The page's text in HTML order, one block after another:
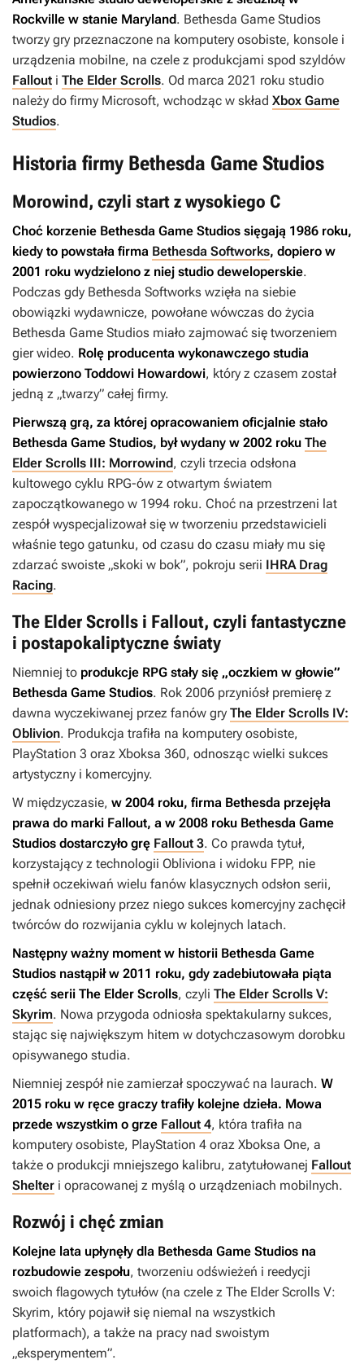
Rockville w stanie Maryland. Bethesda Game Studios
tworzy gry przeznaczone na komputery osobiste, konsole i
urządzenia mobilne, na czele z produkcjami spod szyldów
Fallout i The Elder Scrolls. Od marca 2021 roku studio
należy do firmy Microsoft, wchodząc w skład Xbox Game
Studios.
Historia firmy Bethesda Game Studios
Morowind, czyli start z wysokiego C
Choć korzenie Bethesda Game Studios sięgają 1986 roku,
kiedy to powstała firma Bethesda Softworks, dopiero w
2001 roku wydzielono z niej studio deweloperskie.
Podczas gdy Bethesda Softworks wzięła na siebie
obowiązki wydawnicze, powołane wówczas do życia
Bethesda Game Studios miało zajmować się tworzeniem
gier wideo. Rolę producenta wykonawczego studia
powierzono Toddowi Howardowi, który z czasem został
jedną z „twarzy” całej firmy.
Pierwszą grą, za której opracowaniem oficjalnie stało
Bethesda Game Studios, był wydany w 2002 roku The
Elder Scrolls III: Morrowind, czyli trzecia odsłona
kultowego cyklu RPG-ów z otwartym światem
zapoczątkowanego w 1994 roku. Choć na przestrzeni lat
zespół wyspecjalizował się w tworzeniu przedstawicieli
właśnie tego gatunku, od czasu do czasu miały mu się
zdarzać swoiste „skoki w bok”, pokroju serii IHRA Drag
Racing.
The Elder Scrolls i Fallout, czyli fantastyczne
i postapokaliptyczne światy
Niemniej to produkcje RPG stały się „oczkiem w głowie”
Bethesda Game Studios. Rok 2006 przyniósł premierę z
dawna wyczekiwanej przez fanów gry The Elder Scrolls IV:
Oblivion. Produkcja trafiła na komputery osobiste,
PlayStation 3 oraz Xboksa 360, odnosząc wielki sukces
artystyczny i komercyjny.
W międzyczasie, w 2004 roku, firma Bethesda przejęła
prawa do marki Fallout, a w 2008 roku Bethesda Game
Studios dostarczyło grę Fallout 3. Co prawda tytuł,
korzystający z technologii Obliviona i widoku FPP, nie
spełnił oczekiwań wielu fanów klasycznych odsłon serii,
jednak odniesiony przez niego sukces komercyjny zachęcił
twórców do rozwijania cyklu w kolejnych latach.
Następny ważny moment w historii Bethesda Game
Studios nastąpił w 2011 roku, gdy zadebiutowała piąta
część serii The Elder Scrolls, czyli The Elder Scrolls V:
Skyrim. Nowa przygoda odniosła spektakularny sukces,
stając się największym hitem w dotychczasowym dorobku
opisywanego studia.
Niemniej zespół nie zamierzał spoczywać na laurach. W
2015 roku w ręce graczy trafiły kolejne dzieła. Mowa
przede wszystkim o grze Fallout 4, która trafiła na
komputery osobiste, PlayStation 4 oraz Xboksa One, a
także o produkcji mniejszego kalibru, zatytułowanej Fallout
Shelter i opracowanej z myślą o urządzeniach mobilnych.
Rozwój i chęć zmian
Kolejne lata upłynęły dla Bethesda Game Studios na
rozbudowie zespołu, tworzeniu odświeżeń i reedycji
swoich flagowych tytułów (na czele z The Elder Scrolls V:
Skyrim, który pojawił się niemal na wszystkich
platformach), a także na pracy nad swoistym
„eksperymentem”.